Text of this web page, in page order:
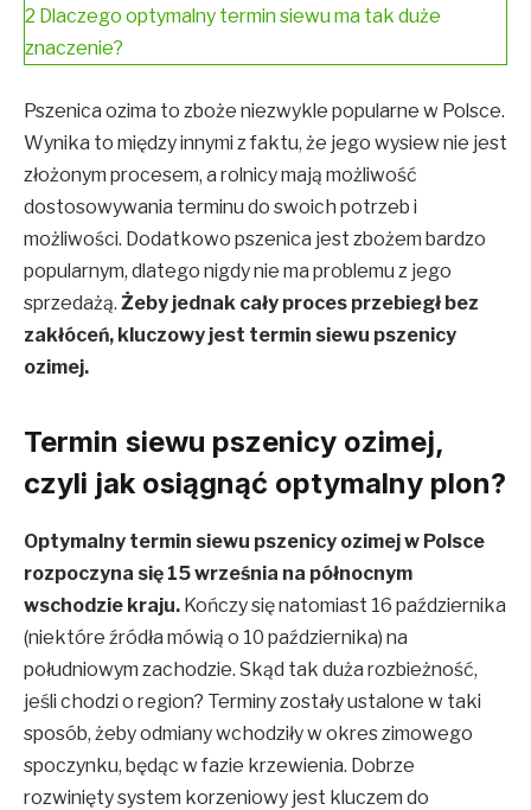
2 Dlaczego optymalny termin siewu ma tak duże
znaczenie?
Pszenica ozima to zboże niezwykle popularne w Polsce.
Wynika to między innymi z faktu, że jego wysiew nie jest
złożonym procesem, a rolnicy mają możliwość
dostosowywania terminu do swoich potrzeb i
możliwości. Dodatkowo pszenica jest zbożem bardzo
popularnym, dlatego nigdy nie ma problemu z jego
sprzedażą. Żeby jednak cały proces przebiegł bez
zakłóceń, kluczowy jest termin siewu pszenicy
ozimej.
Termin siewu pszenicy ozimej,
czyli jak osiągnąć optymalny plon?
Optymalny termin siewu pszenicy ozimej w Polsce
rozpoczyna się 15 września na północnym
wschodzie kraju. Kończy się natomiast 16 października
(niektóre źródła mówią o 10 października) na
południowym zachodzie. Skąd tak duża rozbieżność,
jeśli chodzi o region? Terminy zostały ustalone w taki
sposób, żeby odmiany wchodziły w okres zimowego
spoczynku, będąc w fazie krzewienia. Dobrze
rozwinięty system korzeniowy jest kluczem do